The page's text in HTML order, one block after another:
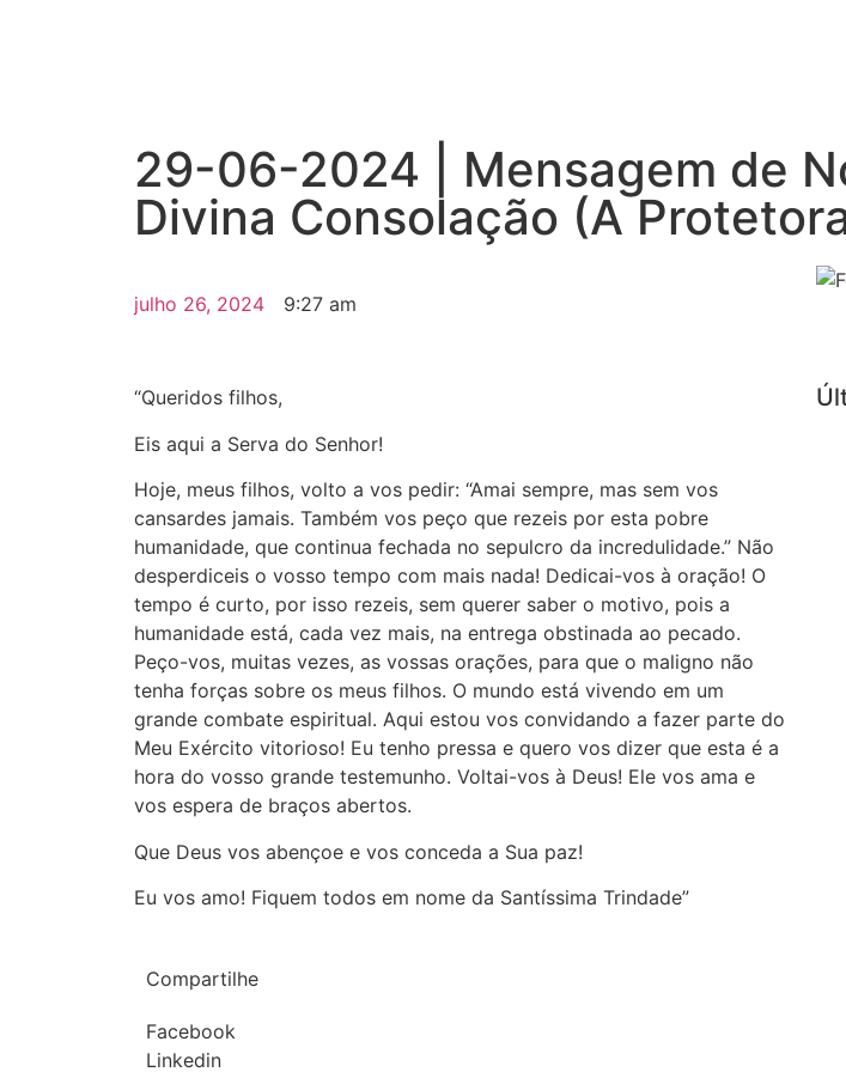
29-06-2024 | Mensagem de
Divina Consolação (A
julho 26, 2024 9:27 am
“Queridos filhos,
Eis aqui a Serva do Senhor!
Hoje, meus filhos, volto a vos pedir: “Amai sempre, mas sem vos
cansardes jamais. Também vos peço que rezeis por esta pobre
humanidade, que continua fechada no sepulcro da incredulidade.” Não
desperdiceis o vosso tempo com mais nada! Dedicai-vos à oração! O
tempo é curto, por isso rezeis, sem querer saber o motivo, pois a
humanidade está, cada vez mais, na entrega obstinada ao pecado.
Peço-vos, muitas vezes, as vossas orações, para que o maligno não
tenha forças sobre os meus filhos. O mundo está vivendo em um
grande combate espiritual. Aqui estou vos convidando a fazer parte do
Meu Exército vitorioso! Eu tenho pressa e quero vos dizer que esta é a
hora do vosso grande testemunho. Voltai-vos à Deus! Ele vos ama e
vos espera de braços abertos.
Que Deus vos abençoe e vos conceda a Sua paz!
Eu vos amo! Fiquem todos em nome da Santíssima Trindade”
Compartilhe
Facebook
Linkedin